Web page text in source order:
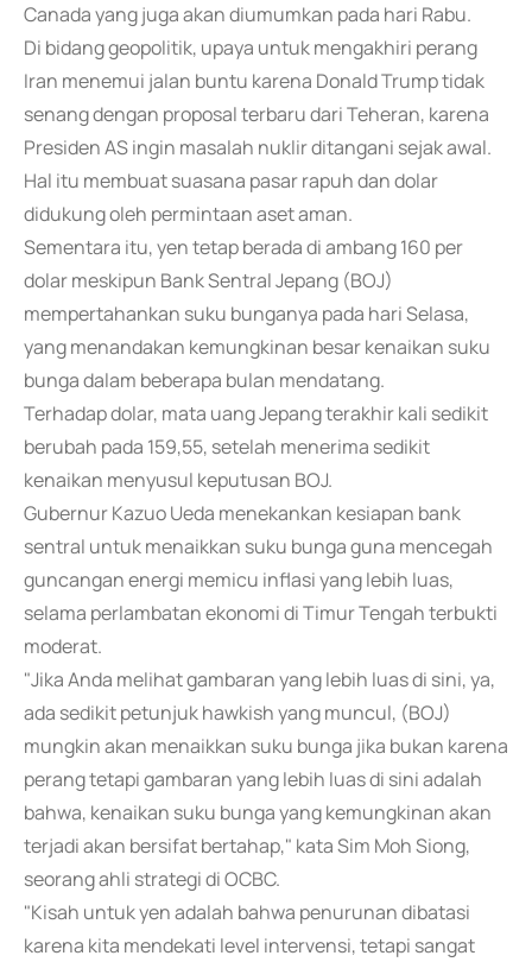
Canada yang juga akan diumumkan pada hari Rabu.
Di bidang geopolitik, upaya untuk mengakhiri perang
Iran menemui jalan buntu karena Donald Trump tidak
senang dengan proposal terbaru dari Teheran, karena
Presiden AS ingin masalah nuklir ditangani sejak awal.
Hal itu membuat suasana pasar rapuh dan dolar
didukung oleh permintaan aset aman.
Sementara itu, yen tetap berada di ambang 160 per
dolar meskipun Bank Sentral Jepang (BOJ)
mempertahankan suku bunganya pada hari Selasa,
yang menandakan kemungkinan besar kenaikan suku
bunga dalam beberapa bulan mendatang.
Terhadap dolar, mata uang Jepang terakhir kali sedikit
berubah pada 159,55, setelah menerima sedikit
kenaikan menyusul keputusan BOJ.
Gubernur Kazuo Ueda menekankan kesiapan bank
sentral untuk menaikkan suku bunga guna mencegah
guncangan energi memicu inflasi yang lebih luas,
selama perlambatan ekonomi di Timur Tengah terbukti
moderat.
"Jika Anda melihat gambaran yang lebih luas di sini, ya,
ada sedikit petunjuk hawkish yang muncul, (BOJ)
mungkin akan menaikkan suku bunga jika bukan karena
perang tetapi gambaran yang lebih luas di sini adalah
bahwa, kenaikan suku bunga yang kemungkinan akan
terjadi akan bersifat bertahap," kata Sim Moh Siong,
seorang ahli strategi di OCBC.
"Kisah untuk yen adalah bahwa penurunan dibatasi
karena kita mendekati level intervensi, tetapi sangat